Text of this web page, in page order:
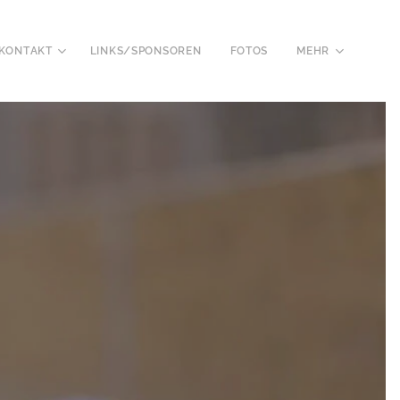
LINKS/SPONSOREN FOTOS MEHR